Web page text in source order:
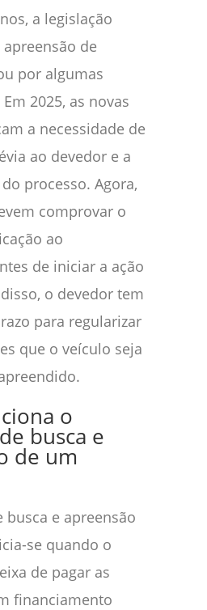
a legislação
de
por algumas
2025, as novas
a necessidade de
ao devedor e a
processo. Agora,
comprovar o
ao
de iniciar a ação
o devedor tem
para regularizar
que o veículo seja
o
busca e
de um
busca e apreensão
se quando o
de pagar as
financiamento